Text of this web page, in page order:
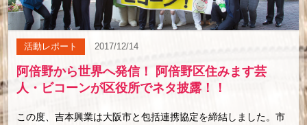
活動レポート 2017/12/14
阿倍野から世界へ発信！ 阿倍野区住みます芸
人・ビコーンが区役所でネタ披露！！
この度、吉本興業は大阪市と包括連携協定を締結しました。市